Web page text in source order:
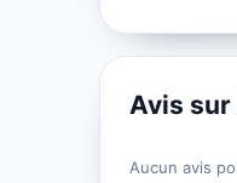
Avis sur
Aucun avis